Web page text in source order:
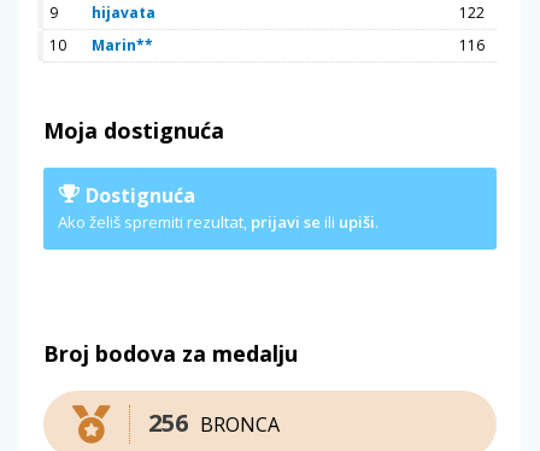
9
hijavata
122
10
Marin** 116
Moja dostignuća
Dostignuća
Ako želiš spremiti rezultat, prijavi se ili upiši.
Broj bodova za medalju
BRONCA
256